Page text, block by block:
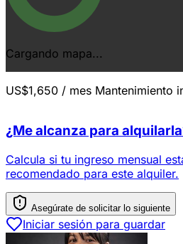
Cargando mapa...
US$1,650 / mes Mantenimiento
¿Me alcanza para
Calcula si tu ingreso mensual
recomendado para este alquiler.
Asegúrate de solicitar lo siguiente
Iniciar sesión para guardar